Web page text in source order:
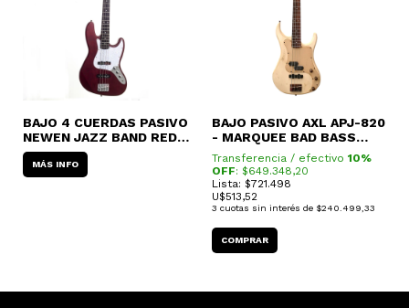
BAJO 4 CUERDAS PASIVO
NEWEN JAZZ BAND RED
WOOD
MÁS INFO
BAJO PASIVO AXL APJ-820
- MARQUEE BAD BASS
(REPLICA ANTIGUO)
Transferencia / efectivo 10%
OFF: $649.348,20
Lista: $721.498
U$513,52
3 cuotas sin interés de $240.499,33